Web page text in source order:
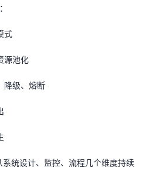
式
源池化
降级、熔断
系统设计、监控、流程几个维度持续